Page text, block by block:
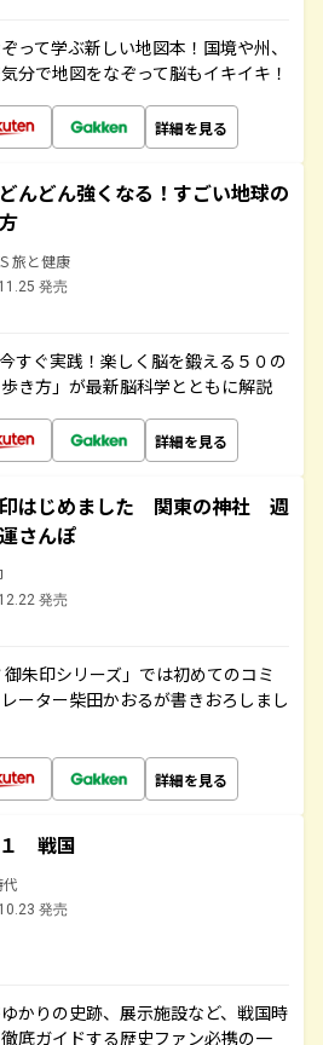
って学ぶ新しい地図本！国境や州、
分で地図をなぞって脳もイキイキ！
詳細を見る
んどん強くなる！すごい地球の
旅と健康
発売
すぐ実践！楽しく脳を鍛える５０の
き方」が最新脳科学とともに解説
詳細を見る
はじめました 関東の神社 週
さんぽ
発売
朱印シリーズ」では初めてのコミ
ーター柴田かおるが書きおろしまし
詳細を見る
戦国
発売
かりの史跡、展示施設など、戦国時
底ガイドする歴史ファン必携の一